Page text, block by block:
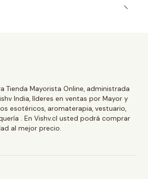
Tienda Mayorista Online, administrada
India, líderes en ventas por Mayor y
esotéricos, aromaterapia, vestuario,
. En Vishv.cl usted podrá comprar
al mejor precio.